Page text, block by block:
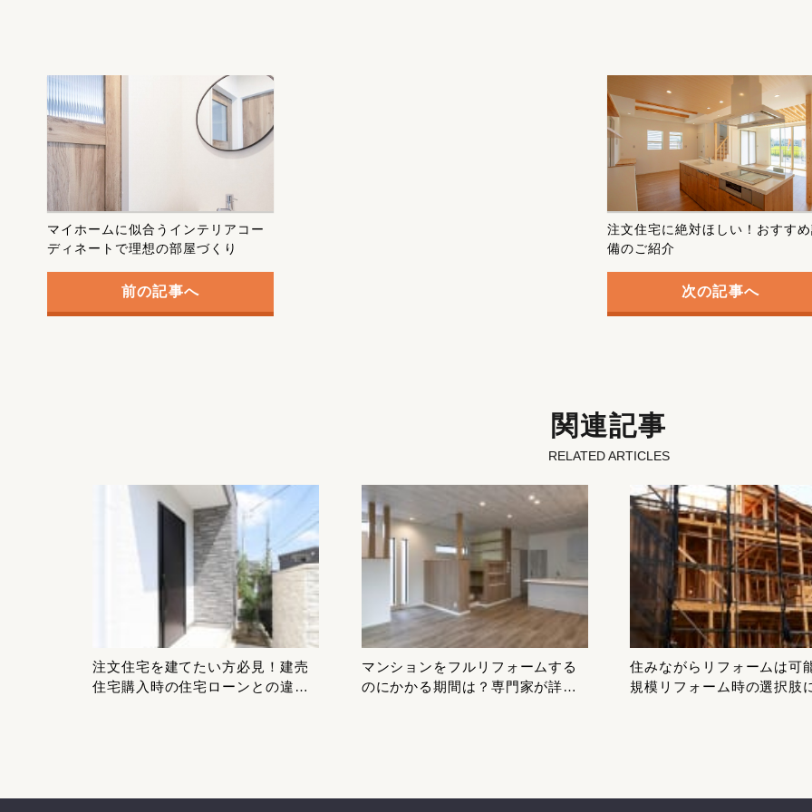
マイホームに似合うインテリアコー
ディネートで理想の部屋づくり
前の記事へ
注文住宅に絶対ほしい！おすす
備のご紹介
次の記事へ
関連記事
RELATED ARTICLES
注文住宅を建てたい方必見！建売
住宅購入時の住宅ローンとの違い
マンションをフルリフォームする
のにかかる期間は？専門家が詳し
住みながらリフォームは可
規模リフォーム時の選択肢